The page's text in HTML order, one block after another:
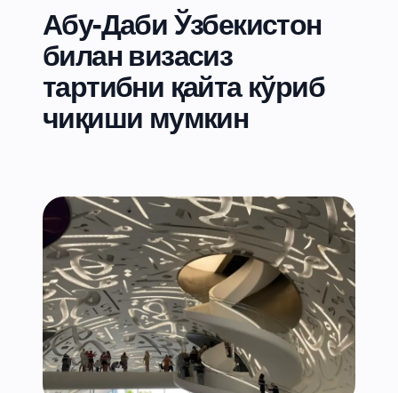
Абу-Даби Ўзбекистон
билан визасиз
тартибни қайта кўриб
чиқиши мумкин